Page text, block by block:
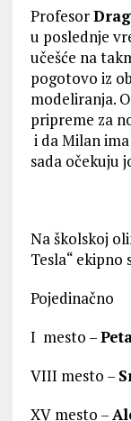
Profesor
u poslednje
učešće na
pogotovo iz
modeliranja.
pripreme za
i da Milan
sada očekuju
Na školskoj
Tesla“ ekipno
Pojedinačno
I mesto –
VIII mesto –
XV mesto –